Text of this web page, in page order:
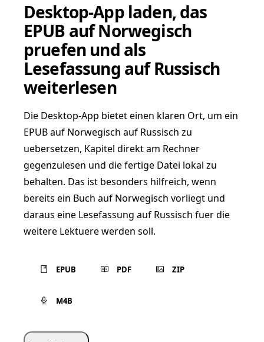
Desktop-App laden, das
EPUB auf Norwegisch
pruefen und als
Lesefassung auf Russisch
weiterlesen
Die Desktop-App bietet einen klaren Ort, um ein
EPUB auf Norwegisch auf Russisch zu
uebersetzen, Kapitel direkt am Rechner
gegenzulesen und die fertige Datei lokal zu
behalten. Das ist besonders hilfreich, wenn
bereits ein Buch auf Norwegisch vorliegt und
daraus eine Lesefassung auf Russisch fuer die
weitere Lektuere werden soll.
EPUB PDF ZIP
M4B